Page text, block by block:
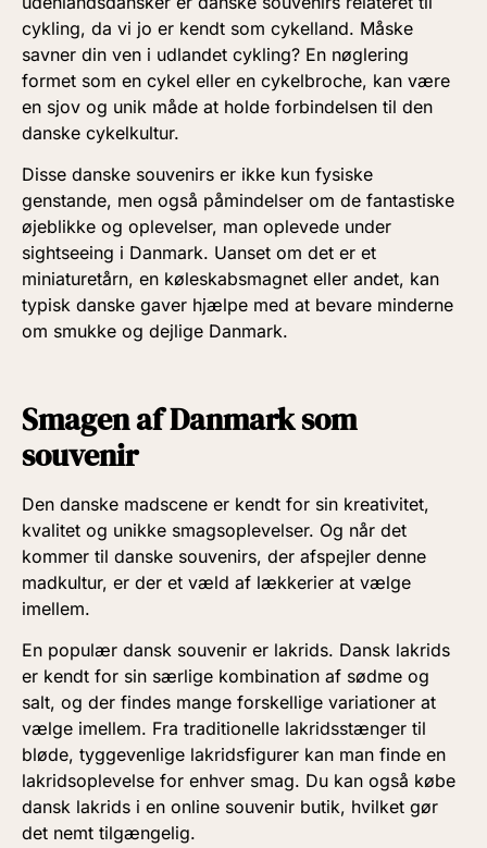
cykling, da vi jo er kendt som cykelland. Måske
savner din ven i udlandet cykling? En nøglering
formet som en cykel eller en cykelbroche, kan være
en sjov og unik måde at holde forbindelsen til den
danske cykelkultur.
Disse danske souvenirs er ikke kun fysiske
genstande, men også påmindelser om de fantastiske
øjeblikke og oplevelser, man oplevede under
sightseeing i Danmark. Uanset om det er et
miniaturetårn, en køleskabsmagnet eller andet, kan
typisk danske gaver hjælpe med at bevare minderne
om smukke og dejlige Danmark.
Smagen af Danmark som
souvenir
Den danske madscene er kendt for sin kreativitet,
kvalitet og unikke smagsoplevelser. Og når det
kommer til danske souvenirs, der afspejler denne
madkultur, er der et væld af lækkerier at vælge
imellem.
En populær dansk souvenir er lakrids. Dansk lakrids
er kendt for sin særlige kombination af sødme og
salt, og der findes mange forskellige variationer at
vælge imellem. Fra traditionelle lakridsstænger til
bløde, tyggevenlige lakridsfigurer kan man finde en
lakridsoplevelse for enhver smag. Du kan også købe
dansk lakrids i en online souvenir butik, hvilket gør
det nemt tilgængelig.